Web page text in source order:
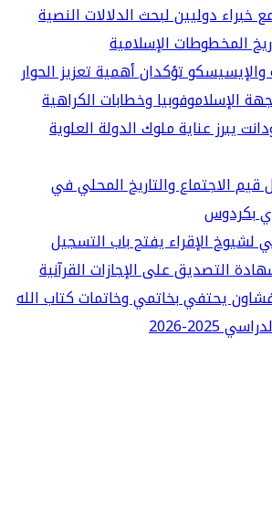
لبحث الدلالات النصية
الإسلامية
تؤكدان أهمية تعزيز الحوار
وخطابات الكراهية
ملوك الدولة العلوية
والتاريخ المحلي في
يفتح باب التسجيل
على الإجازات القرآنية
بخاتمي وخاتمات كتاب الله